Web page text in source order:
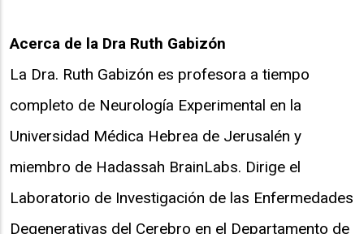
Acerca de la Dra Ruth Gabizón
La Dra. Ruth Gabizón es profesora a tiempo
completo de Neurología Experimental en la
Universidad Médica Hebrea de Jerusalén y
miembro de Hadassah BrainLabs. Dirige el
Laboratorio de Investigación de las Enfermedades
Degenerativas del Cerebro en el Departamento de